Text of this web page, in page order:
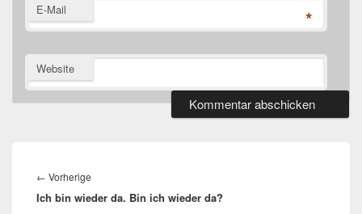
E-Mail *
Website
← Vorherige
Beitrag:
Ich bin wieder da. Bin ich wieder da?